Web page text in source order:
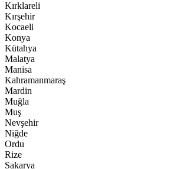
Kırklareli
Kırşehir
Kocaeli
Konya
Kütahya
Malatya
Manisa
Kahramanmaraş
Mardin
Muğla
Muş
Nevşehir
Niğde
Ordu
Rize
Sakarya